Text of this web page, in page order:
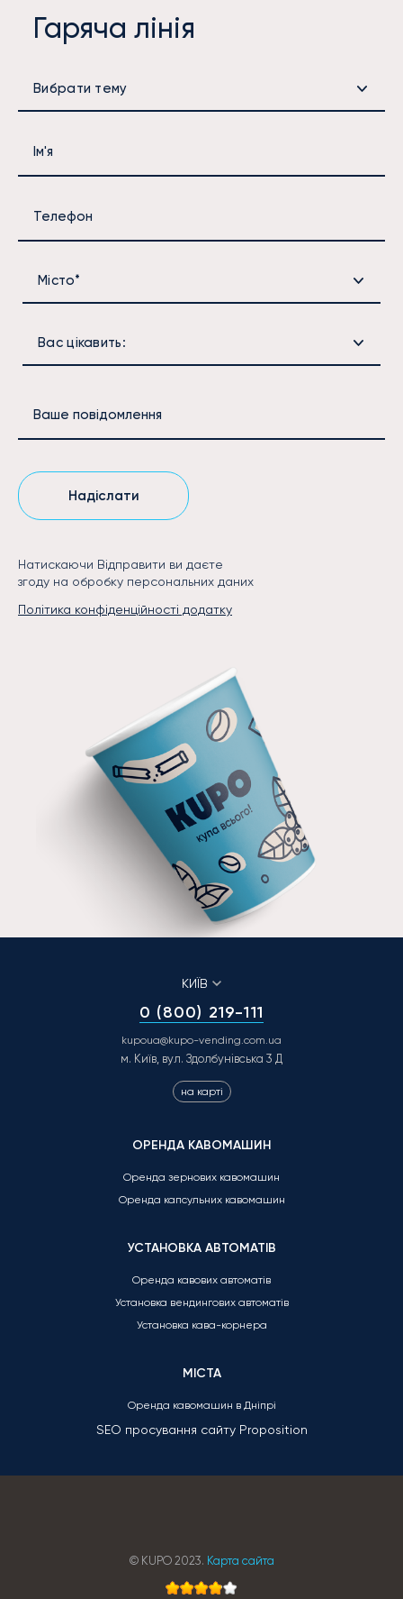
Гаряча лінія
Вибрати тему
Ім'я
Телефон
Місто*
Вас цікавить:
Ваше повідомлення
Надіслати
Натискаючи Відправити ви даєте
згоду на обробку персональних даних
Політика конфіденційності додатку
КИЇВ
0 (800) 219-111
kupoua@kupo-vending.com.ua
м. Київ, вул. Здолбунівська 3 Д
на карті
ОРЕНДА КАВОМАШИН
Оренда зернових кавомашин
Оренда капсульних кавомашин
УСТАНОВКА АВТОМАТІВ
Оренда кавових автоматів
Установка вендингових автоматів
Установка кава-корнера
МІСТА
Оренда кавомашин в Дніпрі
© KUPO 2023. Карта сайта
SEO просування сайту Proposition